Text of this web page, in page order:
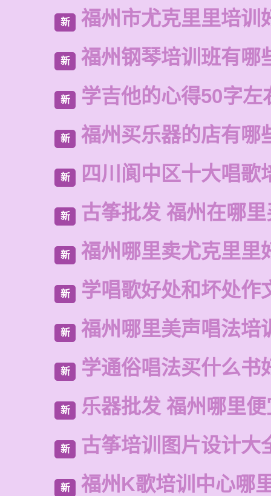
新 福州市尤克里里培训
新 福州钢琴培训班有哪
新 学吉他的心得50字左
新 福州买乐器的店有哪
新 四川阆中区十大唱歌
新 古筝批发 福州在哪
新 福州哪里卖尤克里里
新 学唱歌好处和坏处作
新 福州哪里美声唱法培
新 学通俗唱法买什么书
新 乐器批发 福州哪里
新 古筝培训图片设计大
新 福州K歌培训中心哪